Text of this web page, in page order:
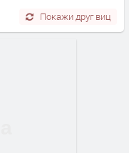
Покажи друг виц